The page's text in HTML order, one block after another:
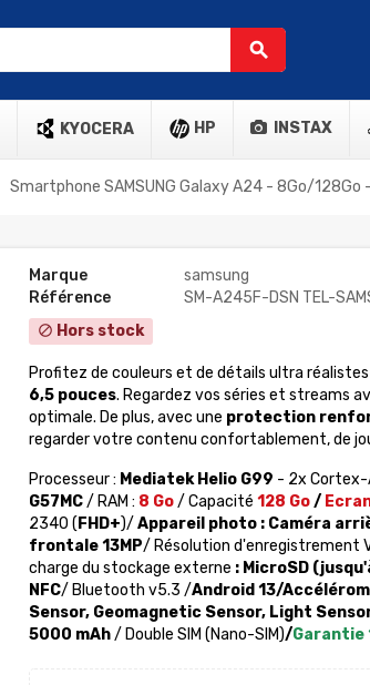
search
KYOCERA HP INSTAX
Smartphone SAMSUNG Galaxy A24 - 8Go/128Go
Marque
samsung
Référence
SM-A245F-DSN TEL-
block Hors stock
Profitez de couleurs et de détails ultra réalistes
6,5 pouces. Regardez vos séries et streams
optimale. De plus, avec une protection
regarder votre contenu confortablement, de
Processeur : Mediatek Helio G99 - 2x Cortex-
G57MC/ RAM : 8 Go/ Capacité 128 Go/
2340 ( FHD+)/ Appareil photo : Caméra
frontale 13MP/ Résolution d'enregistrement
charge du stockage externe :MicroSD
NFC/ Bluetooth v5.3 /Android 13/
Sensor, Geomagnetic Sensor, Light
5000 mAh/ Double SIM (Nano-SIM)/Garantie